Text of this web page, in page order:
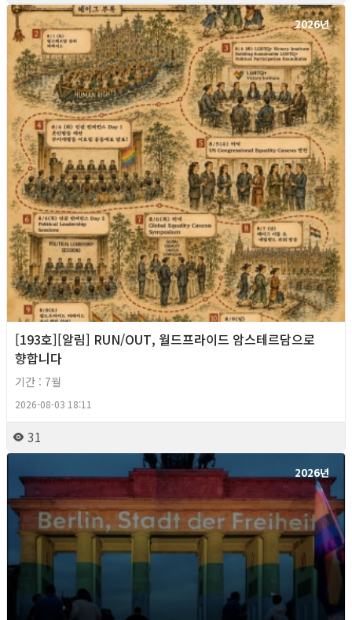
2026년
[193호][알림] RUN/OUT, 월드프라이드 암스테르담으로
향합니다
기간 : 7월
2026-08-03 18:11
31
2026년